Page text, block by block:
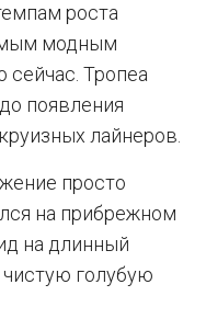
роста
модным
Тропеа
появления
лайнеров.
просто
на прибрежном
на длинный
голубую